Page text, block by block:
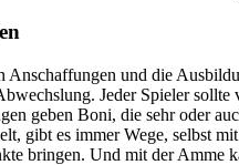
und die
Jeder Spieler
geben Boni, die sehr oder
gibt es immer Wege, selbst
bringen. Und mit der